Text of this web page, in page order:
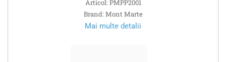
Articol: PMPP2001
Brand: Mont Marte
Mai multe detalii